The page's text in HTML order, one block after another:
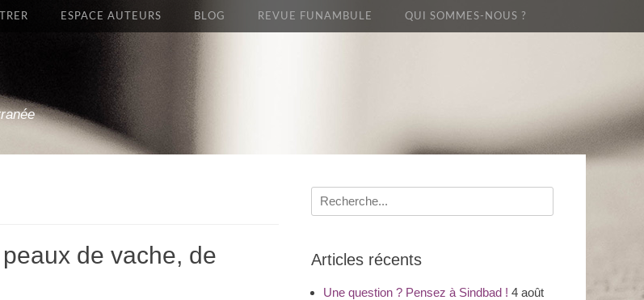
ESPACE AUTEURS BLOG REVUE FUNAMBULE QUI SOMMES-NOUS ?
de vache, de
Recherche
pour
Articles récents
Une question ? Pensez à Sindbad ! 4 août